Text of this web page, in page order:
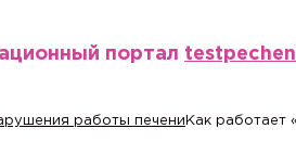
портал
работы печени Как работает